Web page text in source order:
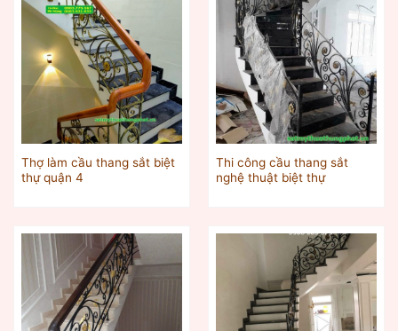
Thợ làm cầu thang sắt biệt
thự quận 4
Thi công cầu thang sắt
nghệ thuật biệt thự